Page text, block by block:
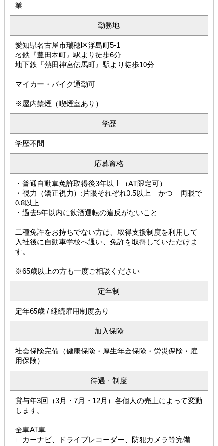
業
勤務地
愛知県名古屋市瑞穂区浮島町5-1
名鉄『豊田本町』駅より徒歩6分
地下鉄『熱田神宮伝馬町』駅より徒歩10分
マイカー・バイク通勤可
※屋内禁煙（喫煙室あり）
学歴
学歴不問
応募資格
・普通自動車免許取得後3年以上（AT限定可）
・視力（矯正視力）:片眼それぞれ0.5以上 かつ 両眼で
0.8以上
・過去5年以内に飲酒運転の違反がないこと
二種免許をお持ちでない方は、取得支援制度を利用して
入社後に自動車学校へ通い、免許を取得していただけま
す。
※65歳以上の方も一度ご相談ください
定年制
定年65歳 / 継続雇用制度あり
加入保険
社会保険完備（健康保険・厚生年金保険・労災保険・雇
用保険）
待遇・制度
賞与年3回（3月・7月・12月）各個人の売上によって変動
します。
全車AT車
∟カーナビ、ドライブレコーダー、防犯カメラ等完備